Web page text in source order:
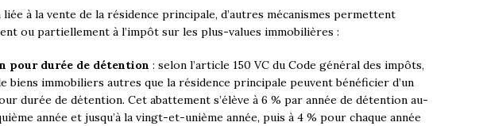
à la vente de la résidence principale, d’autres mécanismes permettent
ou partiellement à l’impôt sur les plus-values immobilières :
pour durée de détention : selon l’article 150 VC du Code général des impôts,
biens immobiliers autres que la résidence principale peuvent bénéficier d’un
durée de détention. Cet abattement s’élève à 6 % par année de détention au-
année et jusqu’à la vingt-et-unième année, puis à 4 % pour chaque année